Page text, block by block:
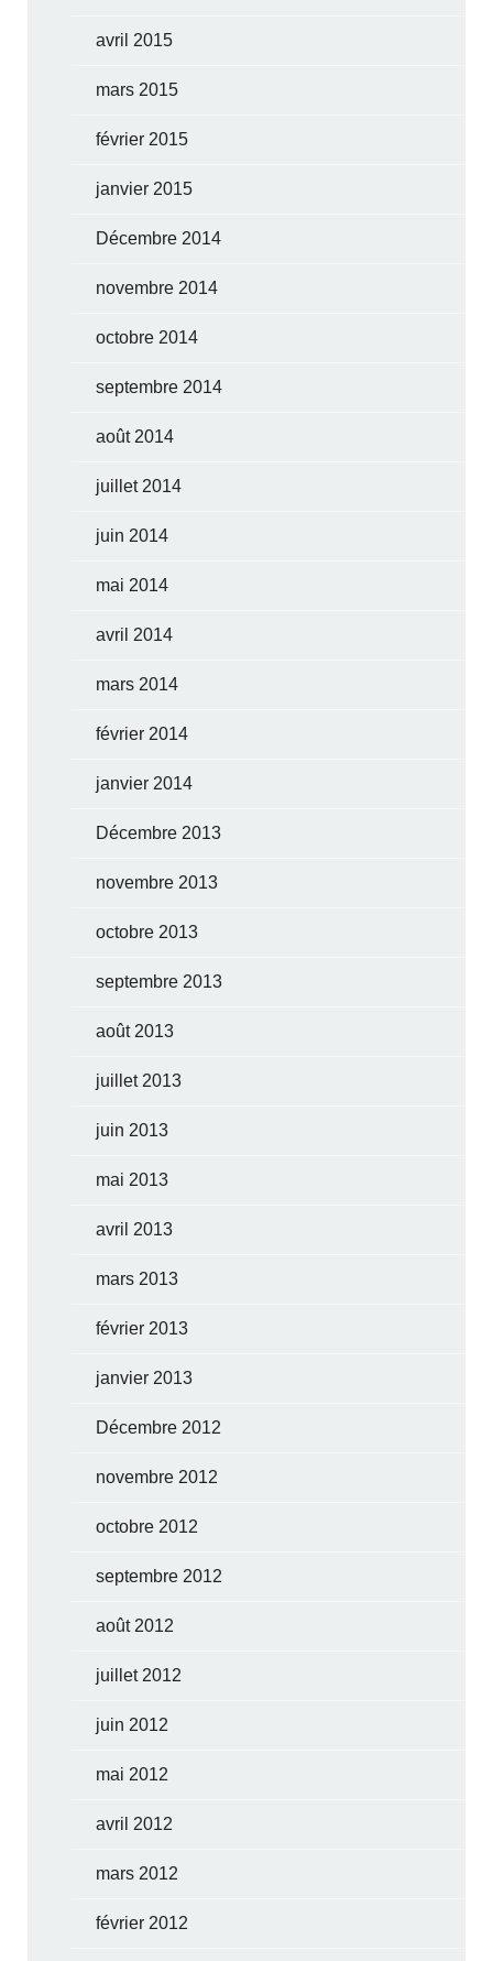
avril 2015
mars 2015
février 2015
janvier 2015
Décembre 2014
novembre 2014
octobre 2014
septembre 2014
août 2014
juillet 2014
juin 2014
mai 2014
avril 2014
mars 2014
février 2014
janvier 2014
Décembre 2013
novembre 2013
octobre 2013
septembre 2013
août 2013
juillet 2013
juin 2013
mai 2013
avril 2013
mars 2013
février 2013
janvier 2013
Décembre 2012
novembre 2012
octobre 2012
septembre 2012
août 2012
juillet 2012
juin 2012
mai 2012
avril 2012
mars 2012
février 2012